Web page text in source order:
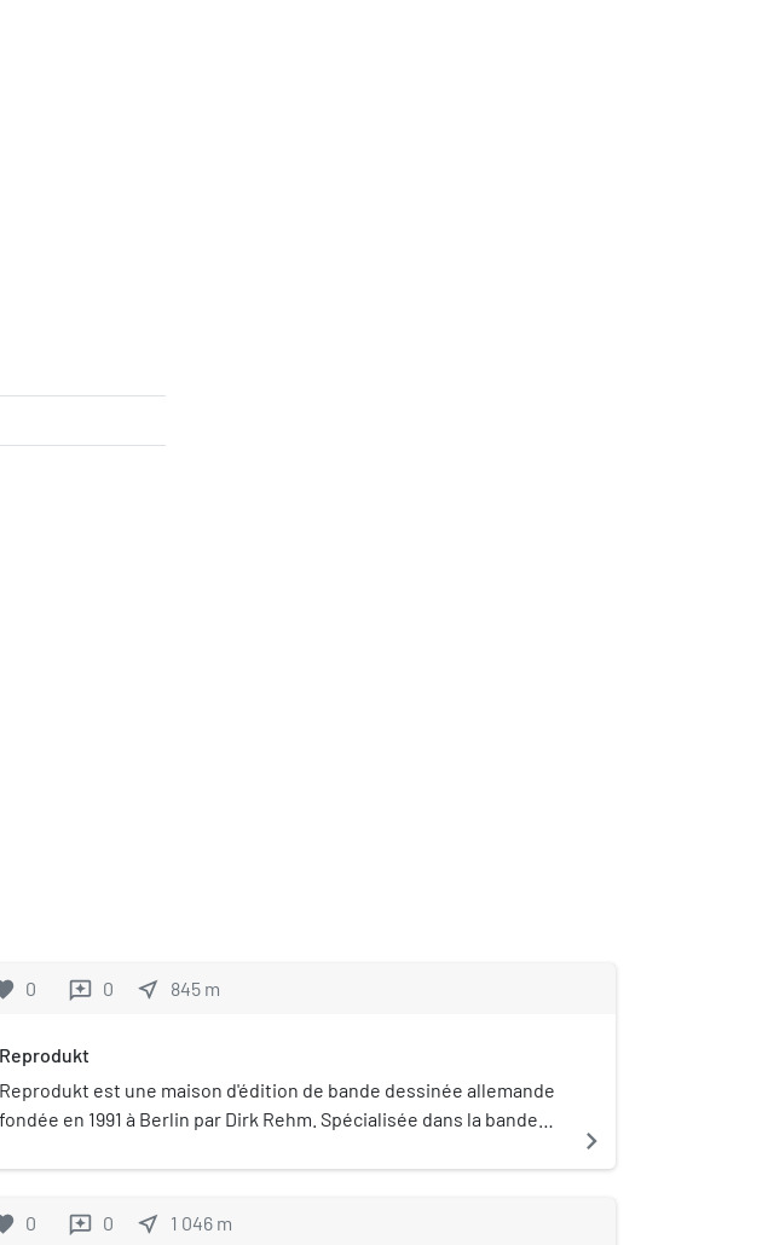
0 reviews 0 near_me 845 m
Reprodukt
Reprodukt est une maison d'édition de bande dessinée allemande
fondée en 1991 à Berlin par Dirk Rehm. Spécialisée dans la bande
elle est notamment réputée pour ses traductions depuis le
navigate_next
0 reviews 0 near_me 1 046 m